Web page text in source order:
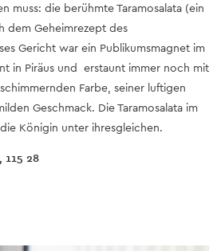
muss: die berühmte Taramosalata (ein
dem Geheimrezept des
Gericht war ein Publikumsmagnet im
in Piräus und erstaunt immer noch mit
Farbe, seiner luftigen
Geschmack. Die Taramosalata im
Königin unter ihresgleichen.
115 28